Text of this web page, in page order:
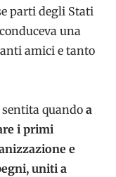
parti degli Stati
una
amici e tanto
sentita quando a
i primi
e
uniti a